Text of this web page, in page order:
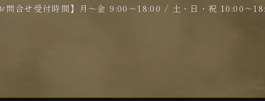
問合せ受付時間】月～金 9:00～18:00 / 土・日・祝 10:00～